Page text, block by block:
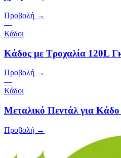
Προβολή →
—
Κάδοι
Κάδος με Τροχαλία 120L
Προβολή →
—
Κάδοι
Μεταλικό Πεντάλ για
Προβολή →